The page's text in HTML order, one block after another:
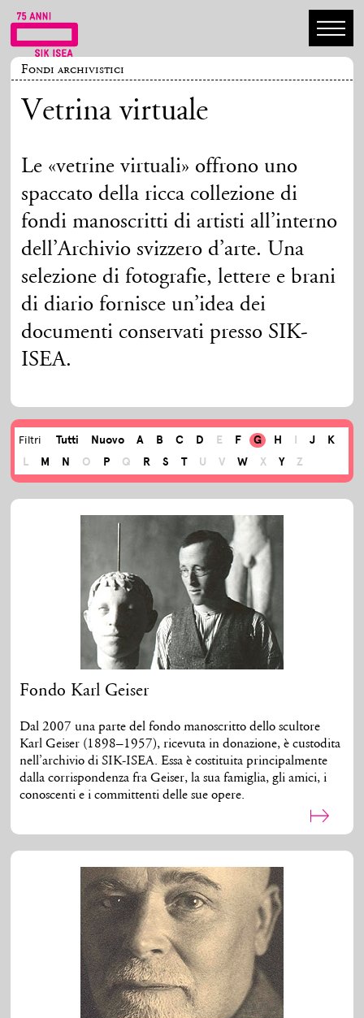
Fondi archivistici
Vetrina virtuale
Le «vetrine virtuali» offrono uno
spaccato della ricca collezione di
fondi manoscritti di artisti all’interno
dell’Archivio svizzero d’arte. Una
selezione di fotografie, lettere e brani
di diario fornisce un’idea dei
documenti conservati presso SIK-
ISEA.
Filtri Tutti Nuovo A B C D E F G H I J
K
L
M N O P Q R S T U V W X Y Z
Fondo Karl Geiser
Dal 2007 una parte del fondo manoscritto dello scultore
Karl Geiser (1898–1957), ricevuta in donazione, è custodita
nell’archivio di SIK-ISEA. Essa è costituita principalmente
dalla corrispondenza fra Geiser, la sua famiglia, gli amici, i
conoscenti e i committenti delle sue opere.